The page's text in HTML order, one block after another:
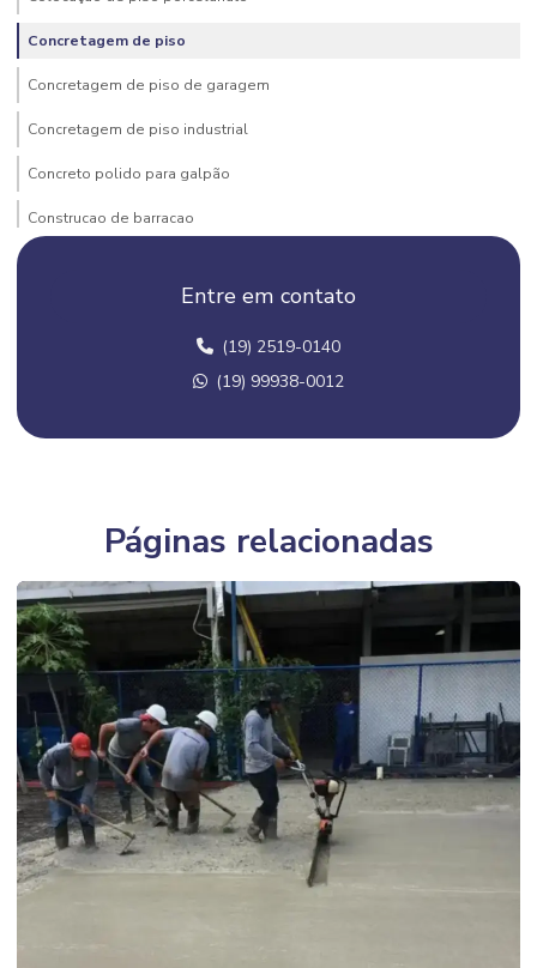
Concretagem de piso
Concretagem de piso de garagem
Concretagem de piso industrial
Concreto polido para galpão
Construcao de barracao
Construção de barracão metálico
Construção de barracão pré moldado
Construção barracão pré moldado campinas
Construção barracão pré moldado campinas e regiões
Construção de barracões industriais
Construção de casas em condomínio
Construção civil e arquitetura
Construção civil corporativa
Construção civil empresas
Construção civil especializada em obras industriais
Construção civil industrial
Construção civil e reformas em geral
Entre em contato
(19) 2519-0140
(19) 99938-0012
Páginas relacionadas